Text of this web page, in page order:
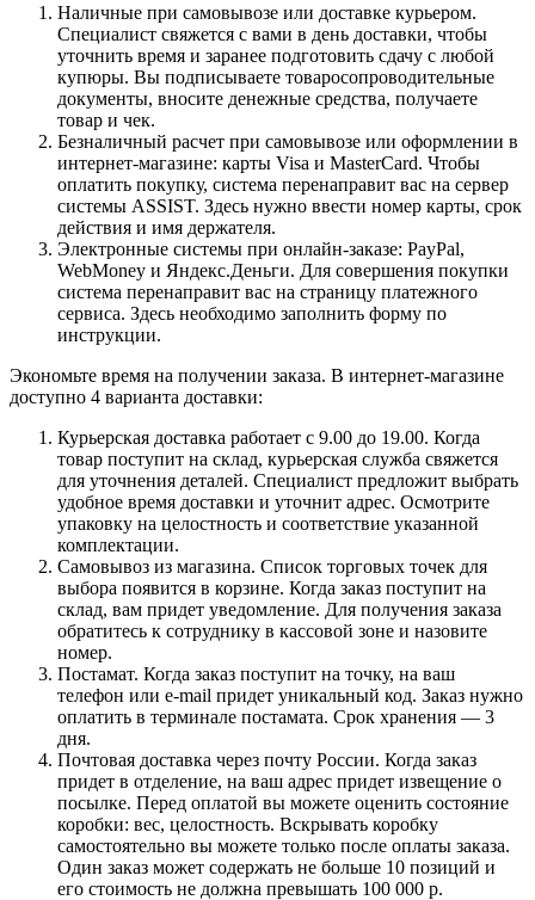
Наличные при самовывозе или доставке курьером.
Специалист свяжется с вами в день доставки, чтобы
уточнить время и заранее подготовить сдачу с любой
купюры. Вы подписываете товаросопроводительные
документы, вносите денежные средства, получаете
товар и чек.
Безналичный расчет при самовывозе или оформлении в
интернет-магазине: карты Visa и MasterCard. Чтобы
оплатить покупку, система перенаправит вас на сервер
системы ASSIST. Здесь нужно ввести номер карты, срок
действия и имя держателя.
Электронные системы при онлайн-заказе: PayPal,
WebMoney и Яндекс.Деньги. Для совершения покупки
система перенаправит вас на страницу платежного
сервиса. Здесь необходимо заполнить форму по
инструкции.
Экономьте время на получении заказа. В интернет-магазине
доступно 4 варианта доставки:
Курьерская доставка работает с 9.00 до 19.00. Когда
товар поступит на склад, курьерская служба свяжется
для уточнения деталей. Специалист предложит выбрать
удобное время доставки и уточнит адрес. Осмотрите
упаковку на целостность и соответствие указанной
комплектации.
Самовывоз из магазина. Список торговых точек для
выбора появится в корзине. Когда заказ поступит на
склад, вам придет уведомление. Для получения заказа
обратитесь к сотруднику в кассовой зоне и назовите
номер.
Постамат. Когда заказ поступит на точку, на ваш
телефон или e-mail придет уникальный код. Заказ нужно
оплатить в терминале постамата. Срок хранения — 3
дня.
Почтовая доставка через почту России. Когда заказ
придет в отделение, на ваш адрес придет извещение о
посылке. Перед оплатой вы можете оценить состояние
коробки: вес, целостность. Вскрывать коробку
самостоятельно вы можете только после оплаты заказа.
Один заказ может содержать не больше 10 позиций и
его стоимость не должна превышать 100 000 р.